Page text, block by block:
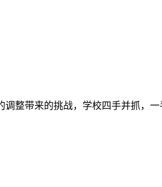
整带来的挑战，学校四手并抓，